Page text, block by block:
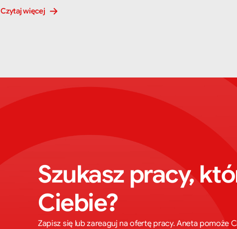
Czytaj więcej
Szukasz pracy,
Ciebie?
Zapisz się lub zareaguj na ofertę pracy. Aneta pomoże